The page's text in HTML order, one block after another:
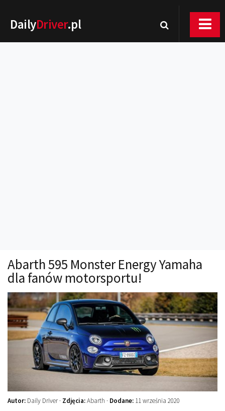
DailyDriver.pl
Technika jazdy
Oświetlenie
Kalkulatory
Przelicznik mocy
Auto z niemiec
Abarth 595 Monster Energy Yamaha
dla fanów motorsportu!
Autor: Daily Driver · Zdjęcia:Abarth · Dodane: 11 września 2020